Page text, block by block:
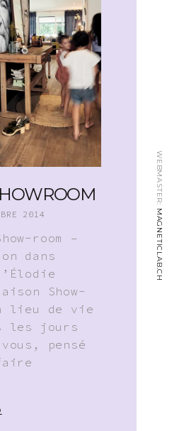
WEBMASTER:
MAGNETICLAB.CH
2014
room –
dans
Show-
lieu de vie
les jours
pensé